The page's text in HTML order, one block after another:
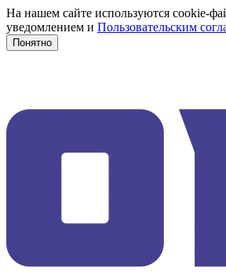
На нашем сайте используются cookie-
уведомлением и Пользовательским
Понятно